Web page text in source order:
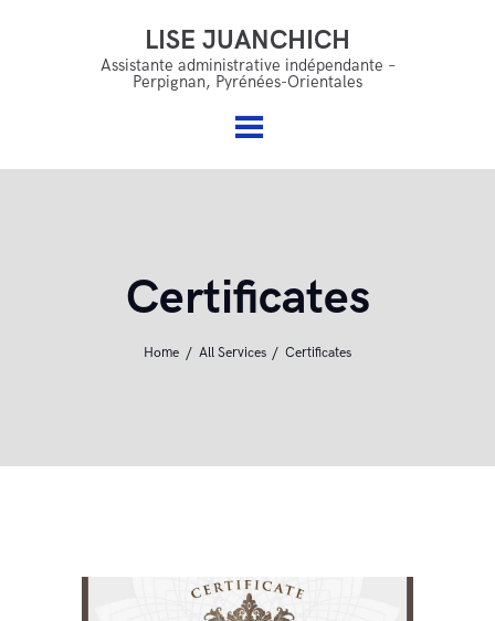
LISE JUANCHICH
Assistante administrative indépendante –
Perpignan, Pyrénées-Orientales
Certificates
Home All Services Certificates
LISE JUANCHICH
Assistante administrative indépendante – Perpignan,
Accueil
Contact